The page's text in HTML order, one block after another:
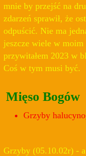
mnie by przejść na
zdarzeń sprawił, że
odpuścić. Nie ma
jeszcze wiele w moim
przywitałem 2023 w
Coś w tym musi być.
Mięso Bogów
Grzyby
Grzyby (05.10.02r) -